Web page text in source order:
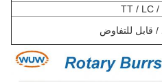
TT / LC